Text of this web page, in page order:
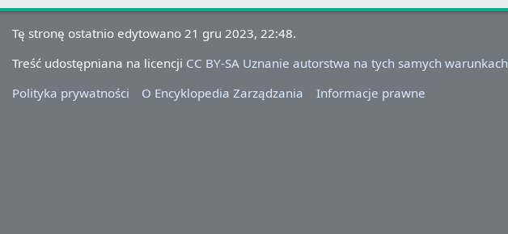
Tę stronę ostatnio edytowano 21 gru 2023, 22:48.
Treść udostępniana na licencji CC BY-SA Uznanie autorstwa na tych samych warunkach
Polityka prywatności
O Encyklopedia Zarządzania Informacje prawne